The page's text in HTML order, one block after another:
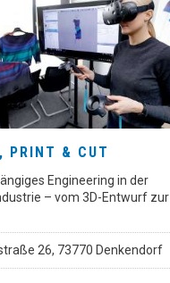
PRINT & CUT
Engineering in der
– vom 3D-Entwurf zur
26, 73770 Denkendorf